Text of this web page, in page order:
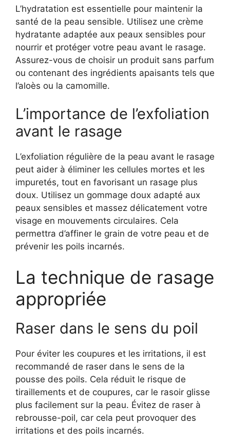
L’hydratation est essentielle pour maintenir la
santé de la peau sensible. Utilisez une crème
hydratante adaptée aux peaux sensibles pour
nourrir et protéger votre peau avant le rasage.
Assurez-vous de choisir un produit sans parfum
ou contenant des ingrédients apaisants tels que
l’aloès ou la camomille.
L’importance de l’exfoliation
avant le rasage
L’exfoliation régulière de la peau avant le rasage
peut aider à éliminer les cellules mortes et les
impuretés, tout en favorisant un rasage plus
doux. Utilisez un gommage doux adapté aux
peaux sensibles et massez délicatement votre
visage en mouvements circulaires. Cela
permettra d’affiner le grain de votre peau et de
prévenir les poils incarnés.
La technique de rasage
appropriée
Raser dans le sens du poil
Pour éviter les coupures et les irritations, il est
recommandé de raser dans le sens de la
pousse des poils. Cela réduit le risque de
tiraillements et de coupures, car le rasoir glisse
plus facilement sur la peau. Évitez de raser à
rebrousse-poil, car cela peut provoquer des
irritations et des poils incarnés.